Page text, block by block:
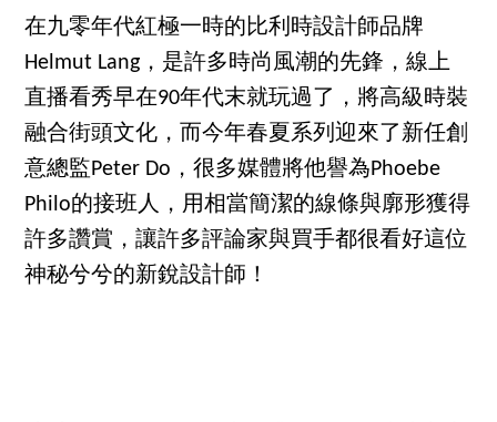
在九零年代紅極一時的比利時設計師品牌
Helmut Lang，是許多時尚風潮的先鋒，線上
直播看秀早在90年代末就玩過了，將高級時裝
融合街頭文化，而今年春夏系列迎來了新任創
意總監Peter Do，很多媒體將他譽為Phoebe
Philo的接班人，用相當簡潔的線條與廓形獲得
許多讚賞，讓許多評論家與買手都很看好這位
神秘兮兮的新銳設計師！